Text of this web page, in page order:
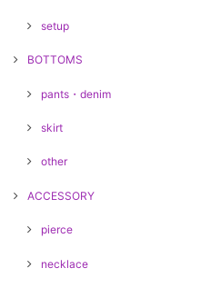
setup
BOTTOMS
pants・denim
skirt
other
ACCESSORY
pierce
necklace